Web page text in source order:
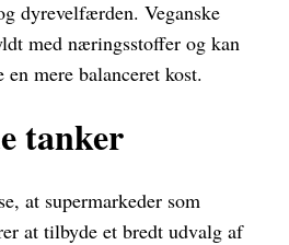
dyrevelfærden. Veganske
med næringsstoffer og kan
mere balanceret kost.
tanker
at supermarkeder som
at tilbyde et bredt udvalg af